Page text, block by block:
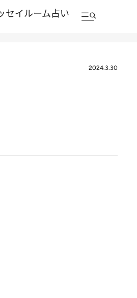
セイルーム占い
2024.3.30